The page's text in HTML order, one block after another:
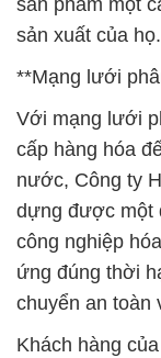
sản phẩm một
sản xuất của họ.
**Mạng lưới
Với mạng lưới
cấp hàng hóa
nước, Công ty
dựng được một
công nghiệp
ứng đúng thời
chuyển an toàn
Khách hàng